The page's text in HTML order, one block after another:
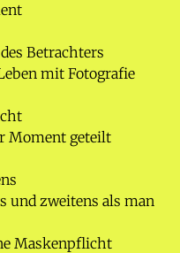
Betrachters
mit Fotografie
Moment geteilt
und zweitens als man
Maskenpflicht